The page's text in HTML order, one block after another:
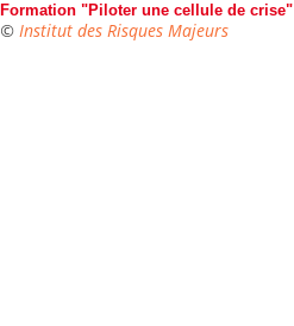
Formation "Piloter une cellule de crise"
© Institut des Risques Majeurs